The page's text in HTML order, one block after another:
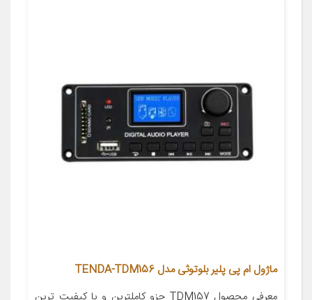
ماژول ام پی پلیر بلوتوثی مدل TENDA-TDM156